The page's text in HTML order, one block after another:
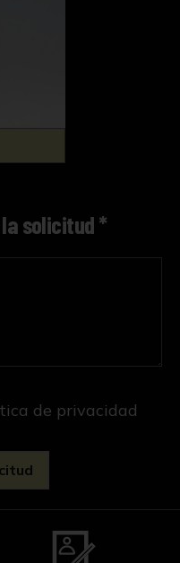
solicitud *
de privacidad